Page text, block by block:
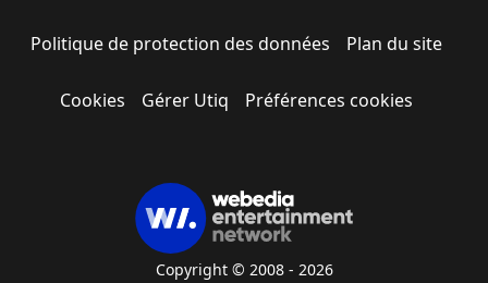
Politique de protection des données Plan du site
Cookies Gérer Utiq Préférences cookies
Copyright © 2008 - 2026